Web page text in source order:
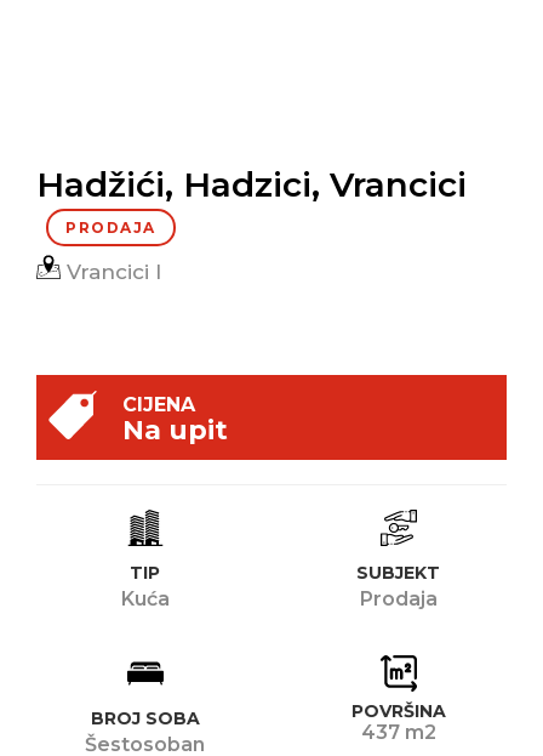
Hadžići, Hadzici, Vrancici
PRODAJA
Vrancici I
CIJENA
Na upit
TIP
Kuća
SUBJEKT
Prodaja
BROJ SOBA
Šestosoban
POVRŠINA
437 m2